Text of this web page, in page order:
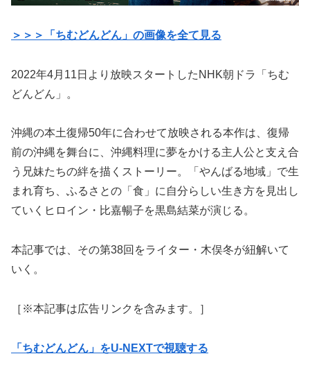
＞＞＞「ちむどんどん」の画像を全て見る
2022年4月11日より放映スタートしたNHK朝ドラ「ちむ
どんどん」。
沖縄の本土復帰50年に合わせて放映される本作は、復帰
前の沖縄を舞台に、沖縄料理に夢をかける主人公と支え合
う兄妹たちの絆を描くストーリー。「やんばる地域」で生
まれ育ち、ふるさとの「食」に自分らしい生き方を見出し
ていくヒロイン・比嘉暢子を黒島結菜が演じる。
本記事では、その第38回をライター・木俣冬が紐解いて
いく。
［※本記事は広告リンクを含みます。］
「ちむどんどん」をU-NEXTで視聴する